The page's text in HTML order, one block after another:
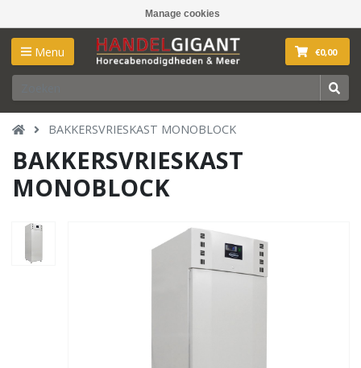
Manage cookies
Menu €0,00
BAKKERSVRIESKAST MONOBLOCK
BAKKERSVRIESKAST
MONOBLOCK